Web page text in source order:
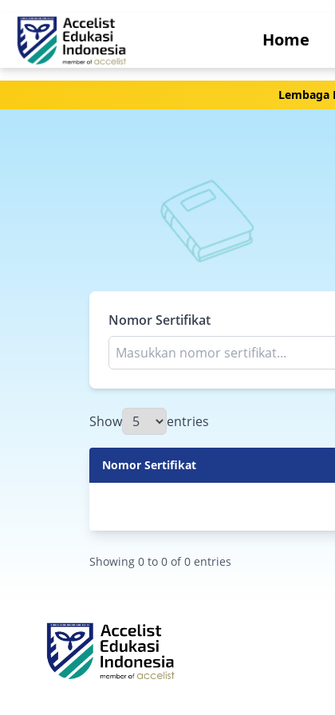
Home
Lembaga
Nomor Sertifikat
Show entries
Nomor Sertifikat
Showing 0 to 0 of 0 entries